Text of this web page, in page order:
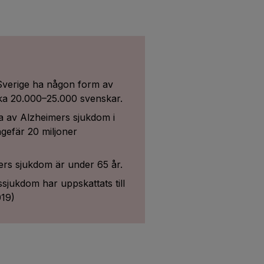
ha någon form av
20.000–25.000 svenskar.
av Alzheimers sjukdom i
20 miljoner
sjukdom är under 65 år.
har uppskattats till